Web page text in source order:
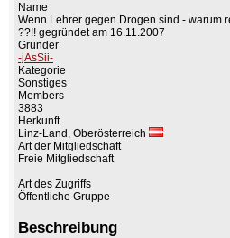
Name
Wenn Lehrer gegen Drogen sind - warum
??!! gegründet am 16.11.2007
Gründer
-jAsSii-
Kategorie
Sonstiges
Members
3883
Herkunft
Linz-Land, Oberösterreich
Art der Mitgliedschaft
Freie Mitgliedschaft
Art des Zugriffs
Öffentliche Gruppe
Beschreibung